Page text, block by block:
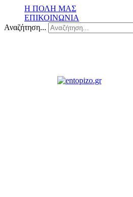
Η ΠΟΛΗ ΜΑΣ
ΕΠΙΚΟΙΝΩΝΙΑ
Αναζήτηση...